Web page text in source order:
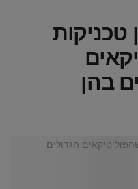
טכניקות
בהן